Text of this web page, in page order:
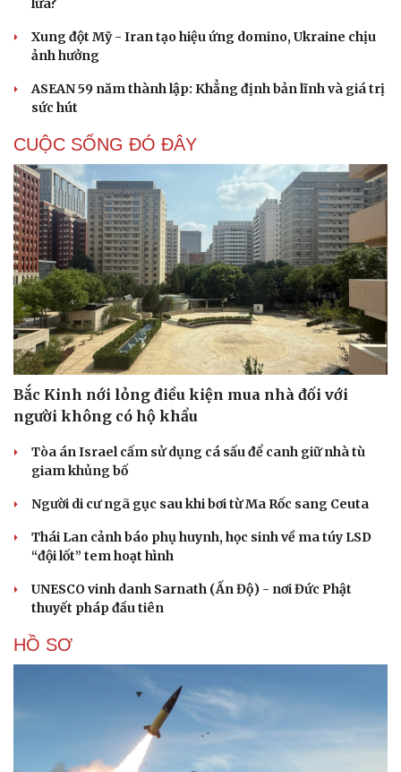
Du lịch
Săn Tour
check-in
Podcast
Đọc truyện đêm khuya
lửa?
Xung đột Mỹ - Iran tạo hiệu ứng domino, Ukraine chịu
ảnh hưởng
ASEAN 59 năm thành lập: Khẳng định bản lĩnh và giá trị
sức hút
CUỘC SỐNG ĐÓ ĐÂY
Bắc Kinh nới lỏng điều kiện mua nhà đối với
người không có hộ khẩu
Tòa án Israel cấm sử dụng cá sấu để canh giữ nhà tù
giam khủng bố
Người di cư ngã gục sau khi bơi từ Ma Rốc sang Ceuta
Thái Lan cảnh báo phụ huynh, học sinh về ma túy LSD
“đội lốt” tem hoạt hình
UNESCO vinh danh Sarnath (Ấn Độ) - nơi Đức Phật
thuyết pháp đầu tiên
HỒ SƠ